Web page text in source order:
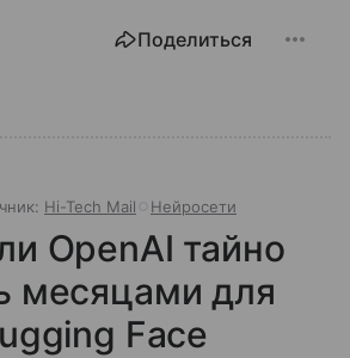
Поделиться
Hi-Tech Mail Нейросети
OpenAI тайно
месяцами для
Face